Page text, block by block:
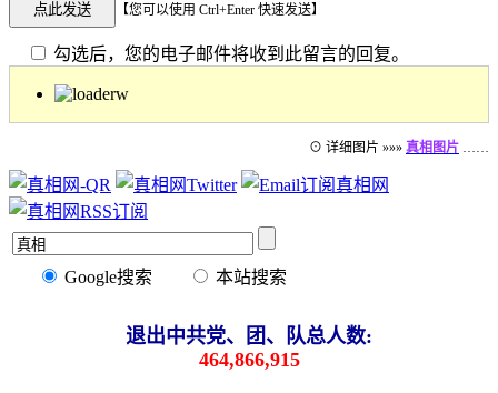
【您可以使用 Ctrl+Enter 快速发送】
勾选后，您的电子邮件将收到此留言的回复。
⊙ 详细图片 »»» 真相图片
Google搜索 本站搜索
退出中共党、团、队总人数:
464,866,915